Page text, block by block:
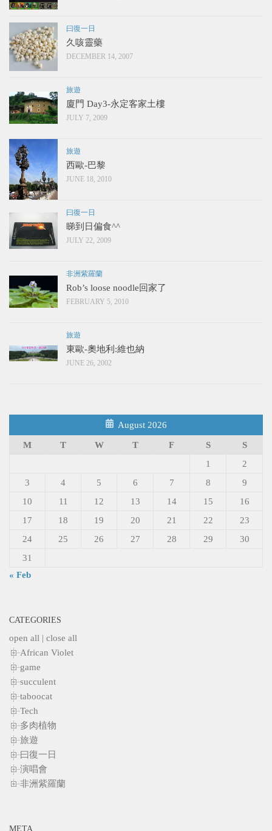
曰復一日
久咳靈藥
DECEMBER 14, 2007
旅遊
廈門 Day3-永定客家土樓
JULY 7, 2009
旅遊
西歐-巴黎
JUNE 18, 2010
曰復一日
睇到日偏食^^
JULY 22, 2009
非洲紫羅蘭
Rob’s loose noodle回家了
FEBRUARY 5, 2010
旅遊
東歐-奧地利:維也納
JUNE 26, 2002
August 2026
M T W T F S
S
1
2
3
4 5 6 7 8
9
10
11 12 13 14 15
16
17
18 19 20 21 22
23
24
25 26 27 28 29
30
31
« Feb
CATEGORIES
open all | close all
African Violet
game
succulent
taboocat
Tech
多肉植物
旅遊
曰復一日
演唱會
非洲紫羅蘭
META